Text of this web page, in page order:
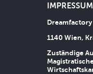
1140 Wien,
Zuständige